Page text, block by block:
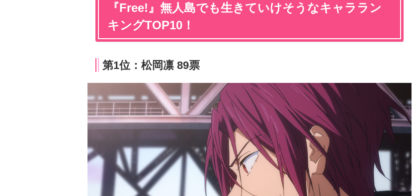
『Free!』無人島でも生きていけそうなキャララン
キングTOP10！
第1位：松岡凛 89票